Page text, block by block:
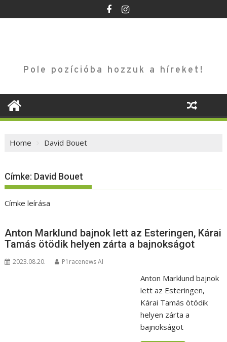
to
Pole pozícióba hozzuk a híreket!
Home David Bouet
Címke: David Bouet
Címke leírása
Anton Marklund bajnok lett az Esteringen, Kárai
Tamás ötödik helyen zárta a bajnokságot
2023.08.20. P1racenews AI
Anton Marklund bajnok
lett az Esteringen,
Kárai Tamás ötödik
helyen zárta a
bajnokságot